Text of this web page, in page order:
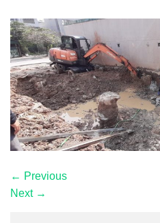
← Previous
Next →